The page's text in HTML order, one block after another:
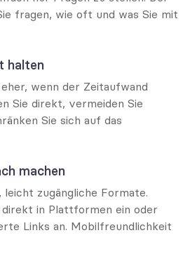
fragen, wie oft und was Sie mit
halten
wenn der Zeitaufwand
Sie direkt, vermeiden Sie
Sie sich auf das
machen
zugängliche Formate.
in Plattformen ein oder
Links an. Mobilfreundlichkeit